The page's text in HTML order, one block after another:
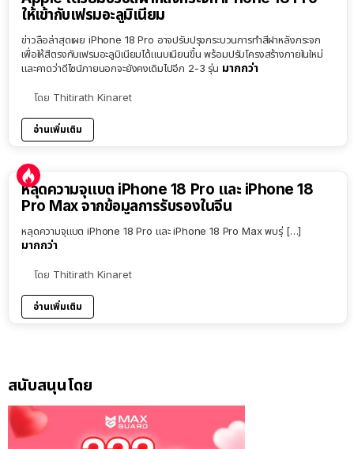
ให้เข้ากับเฟรมอะลูมิเนียม
ข่าวลือล่าสุดเผย iPhone 18 Pro อาจปรับปรุงกระบวนการทำสีฝาหลังกระจก
เพื่อให้สีตรงกับเฟรมอะลูมิเนียมได้แนบเนียนขึ้น พร้อมปรับโครงสร้างภายในใหม่
และคาดว่าดีไซน์ภายนอกจะยังคงเดิมไปอีก 2-3 รุ่น มากกว่า
โดย Thitirath Kinaret
อ่านเพิ่มเติม
หลุดความจุแบต iPhone 18 Pro และ iPhone 18
Pro Max จากข้อมูลการรับรองในจีน
หลุดความจุแบต iPhone 18 Pro และ iPhone 18 Pro Max พบรุ่ […]
มากกว่า
โดย Thitirath Kinaret
อ่านเพิ่มเติม
สนับสนุนโดย